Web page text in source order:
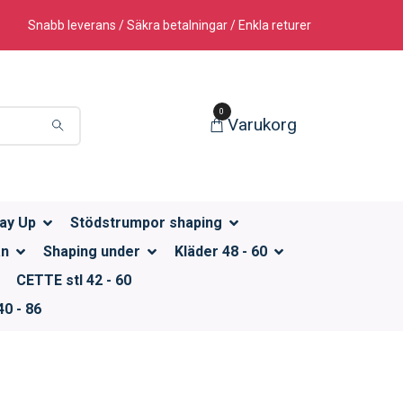
Snabb leverans / Säkra betalningar / Enkla returer
0
Varukorg
Up
Stödstrumpor shaping
Shaping under
Kläder 48 - 60
CETTE stl 42 - 60
- 86